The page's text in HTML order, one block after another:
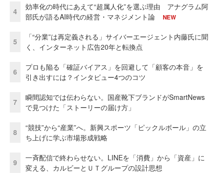
4
効率化の時代にあえて“超属人化”を選ぶ理由 アナグラム阿
部氏が語るAI時代の経営・マネジメント論
NEW
5
「“分業”は再定義される」サイバーエージェント内藤氏に聞
く、インターネット広告20年と転換点
6
プロも陥る「確証バイアス」を回避して「顧客の本音」を
引き出すには？インタビュー4つのコツ
7
瞬間認知では伝わらない。国産靴下ブランドがSmartNews
で見つけた「ストーリーの届け方」
8
“競技”から“産業”へ。新興スポーツ「ピックルボール」の立
ち上げに学ぶ市場形成戦略
9
一斉配信で終わらせない。LINEを「消費」から「資産」に
変える、カルビーとＵＴグループの設計思想